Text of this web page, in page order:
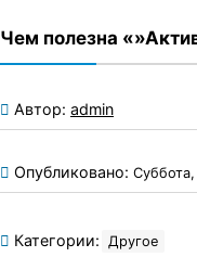
Чем полезна
Автор: admin
Опубликовано:
Категории: Другое